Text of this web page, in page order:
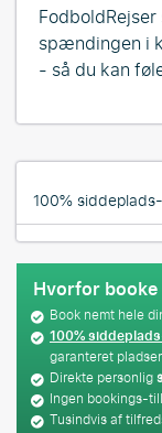
100%
Hvorfor
Book nemt hele
100%
garanteret
Direkte personlig
Ingen bookings-
Tusindvis af
spændingen i
- så du kan